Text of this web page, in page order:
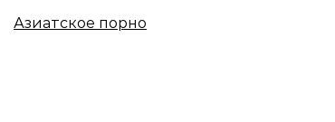
Азиатское порно